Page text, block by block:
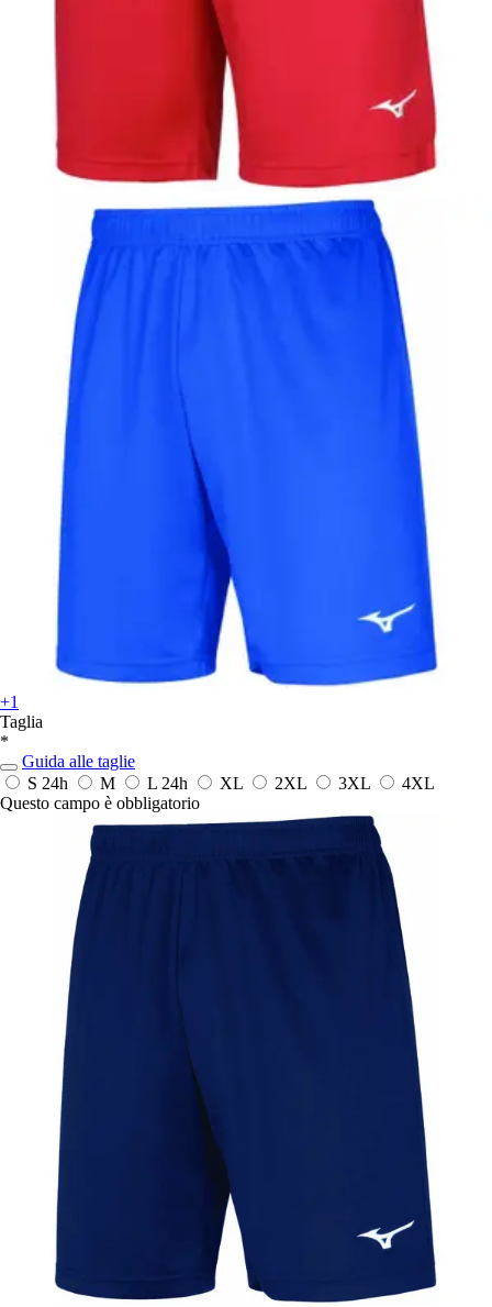
+1
Taglia
*
Guida alle taglie
S 24h M L 24h XL 2XL 3XL
4XL
Questo campo è obbligatorio